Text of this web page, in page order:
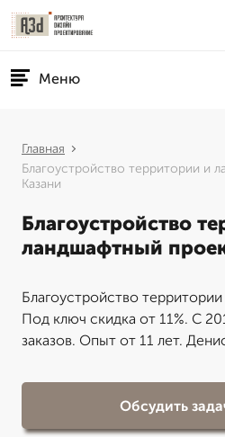
Меню
Главная
Благоустройство территории и
Казани
Благоустройство
ландшафтный
Благоустройство
Под ключ скидка от 11%. С
заказов. Опыт от 11 лет.
Обсудить